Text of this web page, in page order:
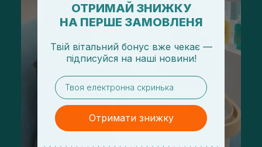
ОТРИМАЙ ЗНИЖКУ
НА ПЕРШЕ ЗАМОВЛЕНЯ
Твій вітальний бонус вже чекає —
підписуйся на наші новини!
email
Отримати знижку